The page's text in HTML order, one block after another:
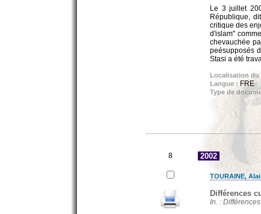
Le 3 juillet
République,
critique des
d'islam"
chevauchée
peésupposés
Stasi a été
Localisation du
Langue : FRE
Type de
8 2002
TOURAINE,
Différences
In. :